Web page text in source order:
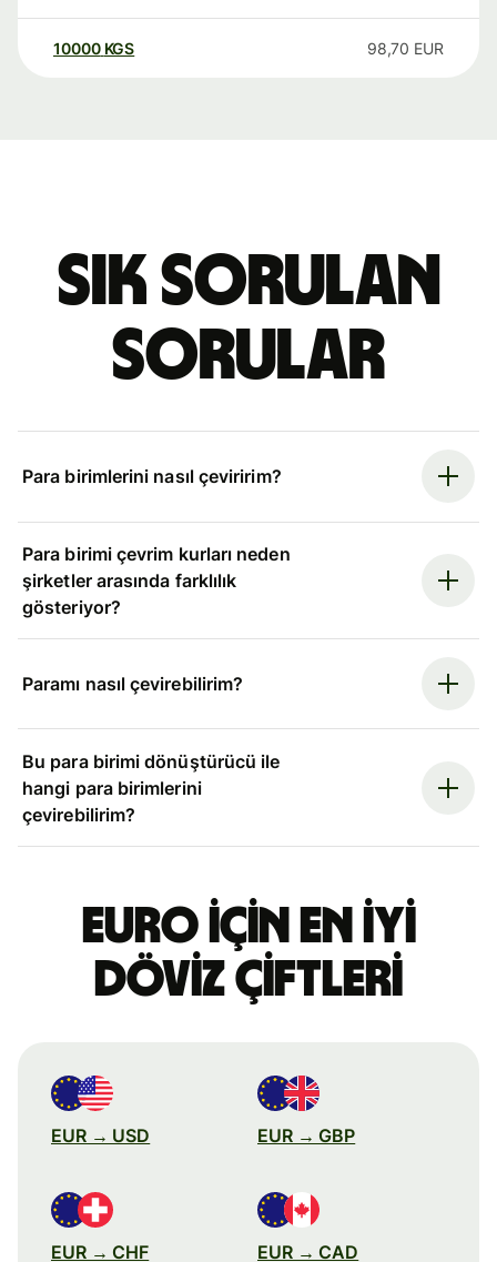
10000 KGS 98,70 EUR
Sık sorulan
sorular
Para birimlerini nasıl çeviririm?
Para birimi çevrim kurları neden
şirketler arasında farklılık
gösteriyor?
Paramı nasıl çevirebilirim?
Bu para birimi dönüştürücü ile
hangi para birimlerini
çevirebilirim?
Euro için en iyi
döviz çiftleri
EUR → USD EUR → GBP
EUR → CHF EUR → CAD